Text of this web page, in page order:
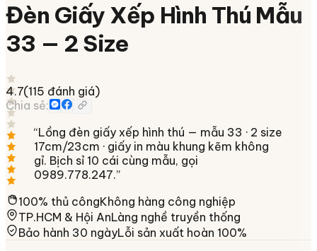
Đèn Giấy Xếp Hình Thú Mẫu
33 — 2 Size
4.7(115 đánh giá)
Chia sẻ:
“Lồng đèn giấy xếp hình thú — mẫu 33 · 2 size
17cm/23cm · giấy in màu khung kẽm không
gỉ. Bịch sỉ 10 cái cùng mẫu, gọi
0989.778.247.”
100% thủ côngKhông hàng công nghiệp
TP.HCM & Hội AnLàng nghề truyền thống
Bảo hành 30 ngàyLỗi sản xuất hoàn 100%